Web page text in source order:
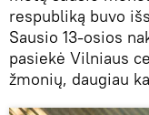
respubliką buvo
Sausio 13-osios
pasiekė Vilniaus
žmonių, daugiau